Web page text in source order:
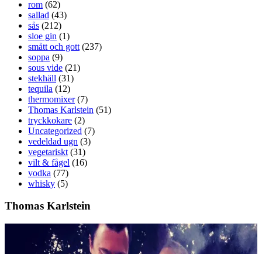
rom (62)
sallad (43)
sås (212)
sloe gin (1)
smått och gott (237)
soppa (9)
sous vide (21)
stekhäll (31)
tequila (12)
thermomixer(7)
Thomas Karlstein (51)
tryckkokare (2)
Uncategorized (7)
vedeldad ugn (3)
vegetariskt (31)
vilt & fågel (16)
vodka (77)
whisky (5)
Thomas Karlstein